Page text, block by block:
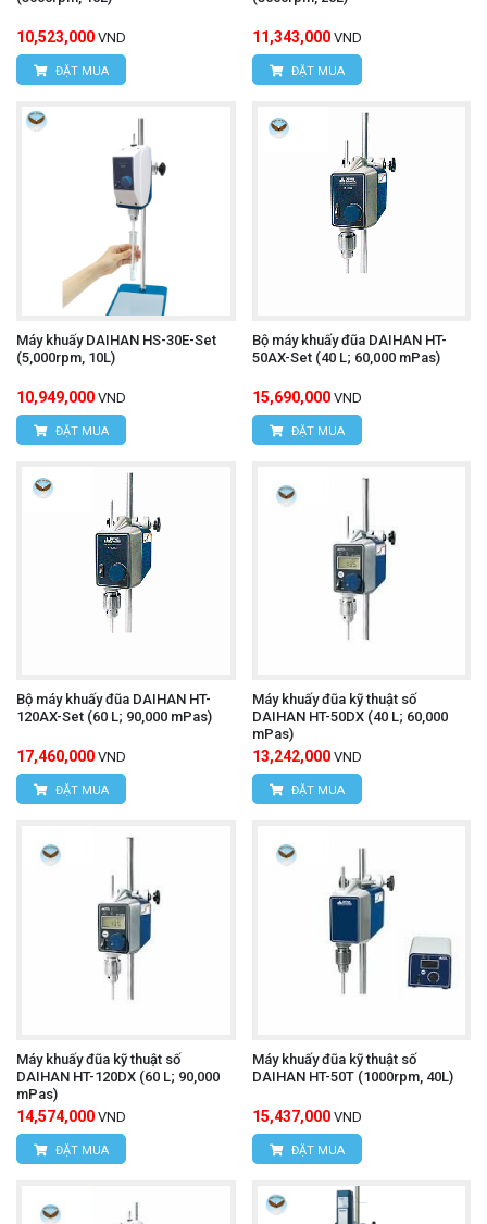
10,523,000 VND
ĐẶT MUA
11,343,000 VND
ĐẶT MUA
Máy khuấy DAIHAN HS-30E-Set
(5,000rpm, 10L)
10,949,000 VND
ĐẶT MUA
Bộ máy khuấy đũa DAIHAN HT-
50AX-Set (40 L; 60,000 mPas)
15,690,000 VND
ĐẶT MUA
Bộ máy khuấy đũa DAIHAN HT-
120AX-Set (60 L; 90,000 mPas)
17,460,000 VND
ĐẶT MUA
Máy khuấy đũa kỹ thuật số
DAIHAN HT-50DX (40 L; 60,000
mPas)
13,242,000 VND
ĐẶT MUA
Máy khuấy đũa kỹ thuật số
DAIHAN HT-120DX (60 L; 90,000
mPas)
14,574,000 VND
ĐẶT MUA
Máy khuấy đũa kỹ thuật số
DAIHAN HT-50T (1000rpm, 40L)
15,437,000 VND
ĐẶT MUA